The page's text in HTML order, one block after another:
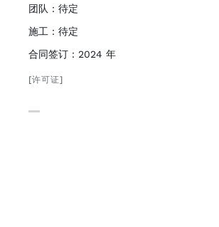
团队：待定
施工：待定
合同签订：2024 年
[许可证]